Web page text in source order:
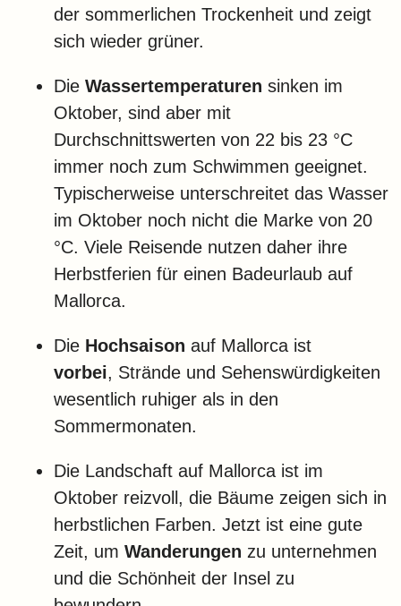
der sommerlichen Trockenheit und zeigt
sich wieder grüner.
Die Wassertemperaturen sinken im
Oktober, sind aber mit
Durchschnittswerten von 22 bis 23 °C
immer noch zum Schwimmen geeignet.
Typischerweise unterschreitet das Wasser
im Oktober noch nicht die Marke von 20
°C. Viele Reisende nutzen daher ihre
Herbstferien für einen Badeurlaub auf
Mallorca.
Die Hochsaison auf Mallorca ist
vorbei, Strände und Sehenswürdigkeiten
wesentlich ruhiger als in den
Sommermonaten.
Die Landschaft auf Mallorca ist im
Oktober reizvoll, die Bäume zeigen sich in
herbstlichen Farben. Jetzt ist eine gute
Zeit, um Wanderungen zu unternehmen
und die Schönheit der Insel zu